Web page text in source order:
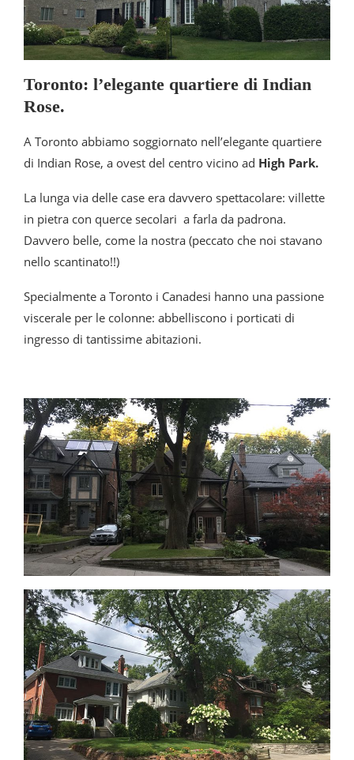
Toronto: l’elegante quartiere di Indian
Rose.
A Toronto abbiamo soggiornato nell’elegante quartiere
di Indian Rose, a ovest del centro vicino ad High Park.
La lunga via delle case era davvero spettacolare: villette
in pietra con querce secolari a farla da padrona.
Davvero belle, come la nostra (peccato che noi stavano
nello scantinato!!)
Specialmente a Toronto i Canadesi hanno una passione
viscerale per le colonne: abbelliscono i porticati di
ingresso di tantissime abitazioni.